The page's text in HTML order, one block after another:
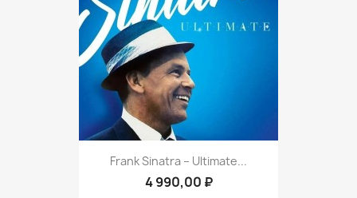
Frank Sinatra – Ultimate...
4 990,00 ₽